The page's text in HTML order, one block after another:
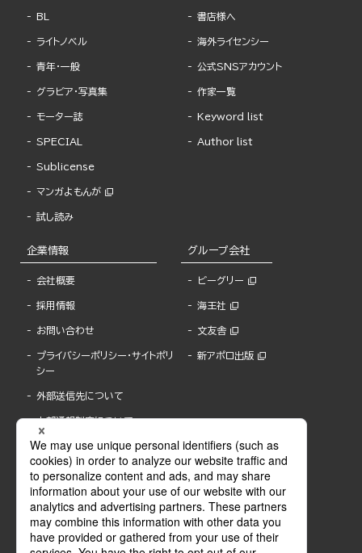
BL
ライトノベル
青年・一般
グラビア・写真集
モーター誌
SPECIAL
Sublicense
マンガよもんが
試し読み
書店様へ
海外ライセンシー
公式SNSアカウント
作家一覧
Keyword list
Author list
企業情報
会社概要
採用情報
お問い合わせ
プライバシーポリシー・サイトポリ
シー
外部送信先について
内部通報制度について
グループ会社
ビーグリー
海王社
文友舎
新アポロ出版